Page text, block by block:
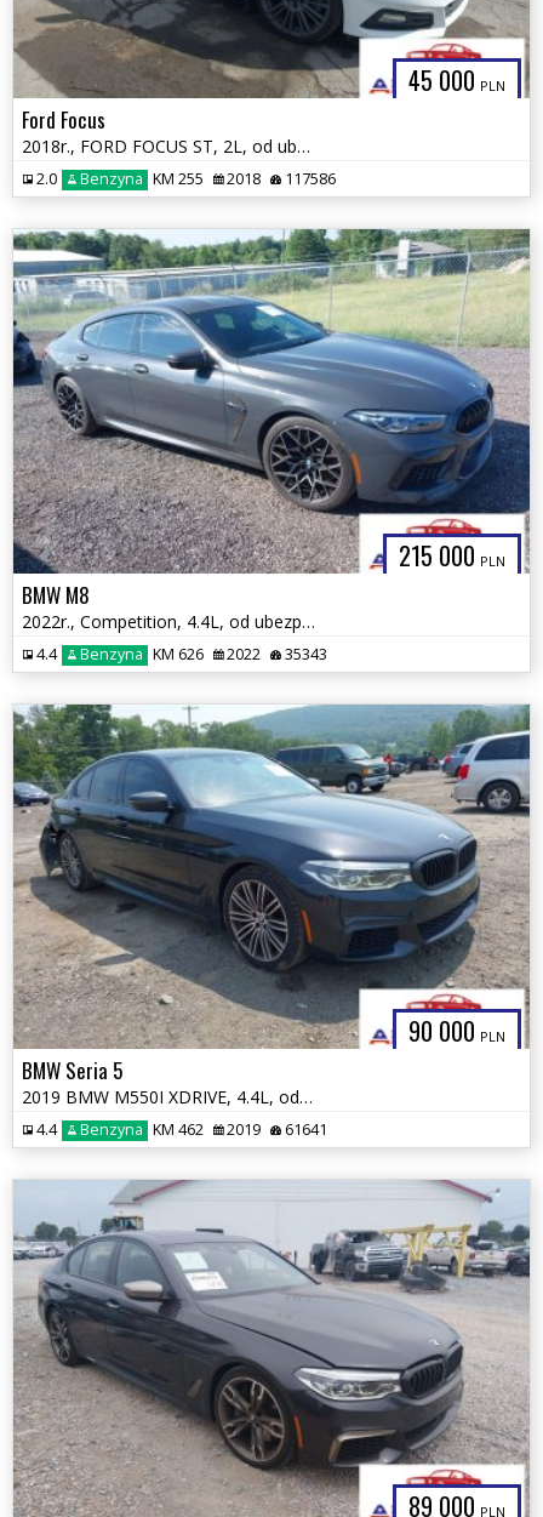
45 000 PLN
Ford Focus
2018r., FORD FOCUS ST, 2L, od ubezpieczalni
2.0 Benzyna KM 255 2018 117586
215 000 PLN
BMW M8
2022r., Competition, 4.4L, od ubezpieczalni
4.4 Benzyna KM 626 2022 35343
90 000 PLN
BMW Seria 5
2019 BMW M550I XDRIVE, 4.4L, od ubezpieczalni
4.4 Benzyna KM 462 2019 61641
89 000 PLN